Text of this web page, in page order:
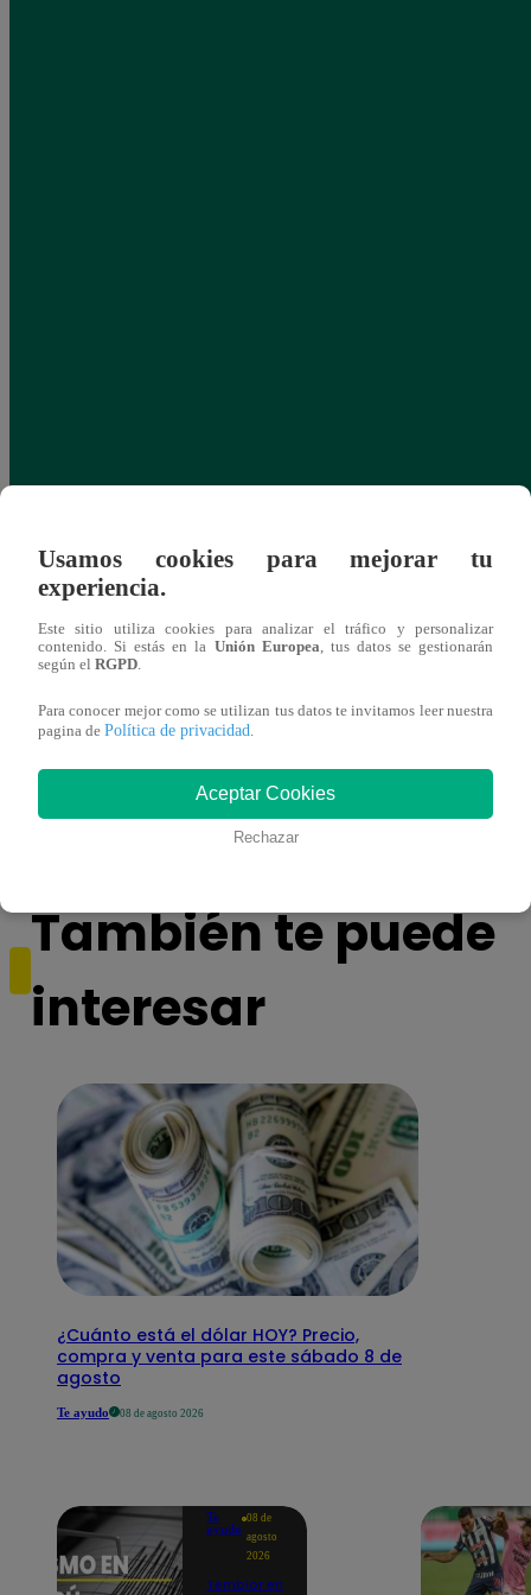
¿Por qué Nelly Rossinelli se volvió viral
También te puede
interesar
¿Cuánto está el dólar HOY? Precio,
compra y venta para este sábado 8 de
agosto
Te ayudo 08 de agosto 2026
Te
ayudo
08 de
agosto
2026
Temblor en
Usamos cookies para mejorar tu
experiencia.
Este sitio utiliza cookies para analizar el tráfico y personalizar
contenido. Si estás en la Unión Europea , tus datos se gestionarán
según el RGPD
Para conocer mejor como se utilizan tus datos te invitamos leer nuestra
pagina de Política de privacidad
Aceptar Cookies
Rechazar